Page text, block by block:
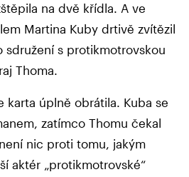
na dvě křídla. A ve
Martina Kuby drtivě zvítězil
sdružení s protikmotrovskou
Thoma.
karta úplně obrátila. Kuba se
zatímco Thomu čekal
nic proti tomu, jakým
aktér „protikmotrovské“